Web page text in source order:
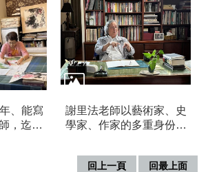
、能寫
，迄今
謝里法老師以藝術家、史
學家、作家的多重身份，
統性梳理與建構
回上一頁 回最上面